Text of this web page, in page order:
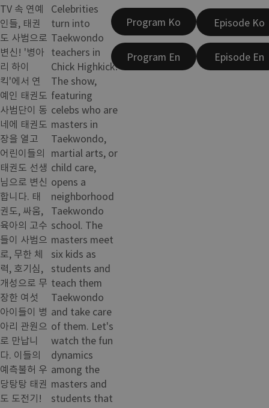
TV 속 연예
인들, 태권
도 사범으로
변신! '병아
리 하이
킥'에서 연
예인 태권도
사범단이 동
네에 태권도
장을 열고
어린이들의
태권도 선생
님으로 변신
합니다. 태
권도, 싸움,
육아의 고수
들이 사범으
로, 무한 체
력, 호기심,
개성으로 무
장한 여섯
아이들이 병
아리 관원으
로 만납니
다. 이들의
예측불허 우
당탕탕 태권
도 도전기!
Celebrities
turn into
Taekwondo
teachers in
Chick Highkick!
The show,
featuring
celebs who are
masters in
Taekwondo,
martial arts, or
child care,
opens a
neighborhood
Taekwondo
school. The
masters meet
six kids as
students and
teach them
Taekwondo
and take care
of them. Let's
watch the fun
dynamics
among the
masters and
students that
Program Ko
Program En
Episode Ko
Episode En